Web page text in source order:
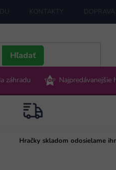
KONTAKTY
Hľadať
záhradu Najpredávanejšie
Hračky skladom odosielame